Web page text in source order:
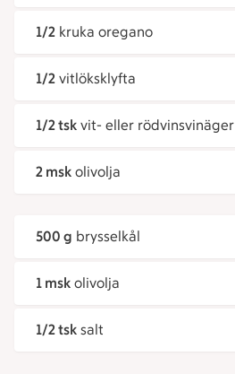
1/2 kruka oregano
1/2 vitlöksklyfta
1/2 tsk vit- eller rödvinsvinäger
2 msk olivolja
500 g brysselkål
1 msk olivolja
1/2 tsk salt